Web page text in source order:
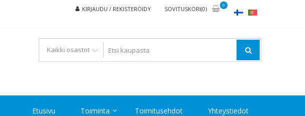
KIRJAUDU / REKISTERÖIDY SOVITUSKORI(0)
0
Etusivu Toiminta Toimitusehdot Yhteystiedot